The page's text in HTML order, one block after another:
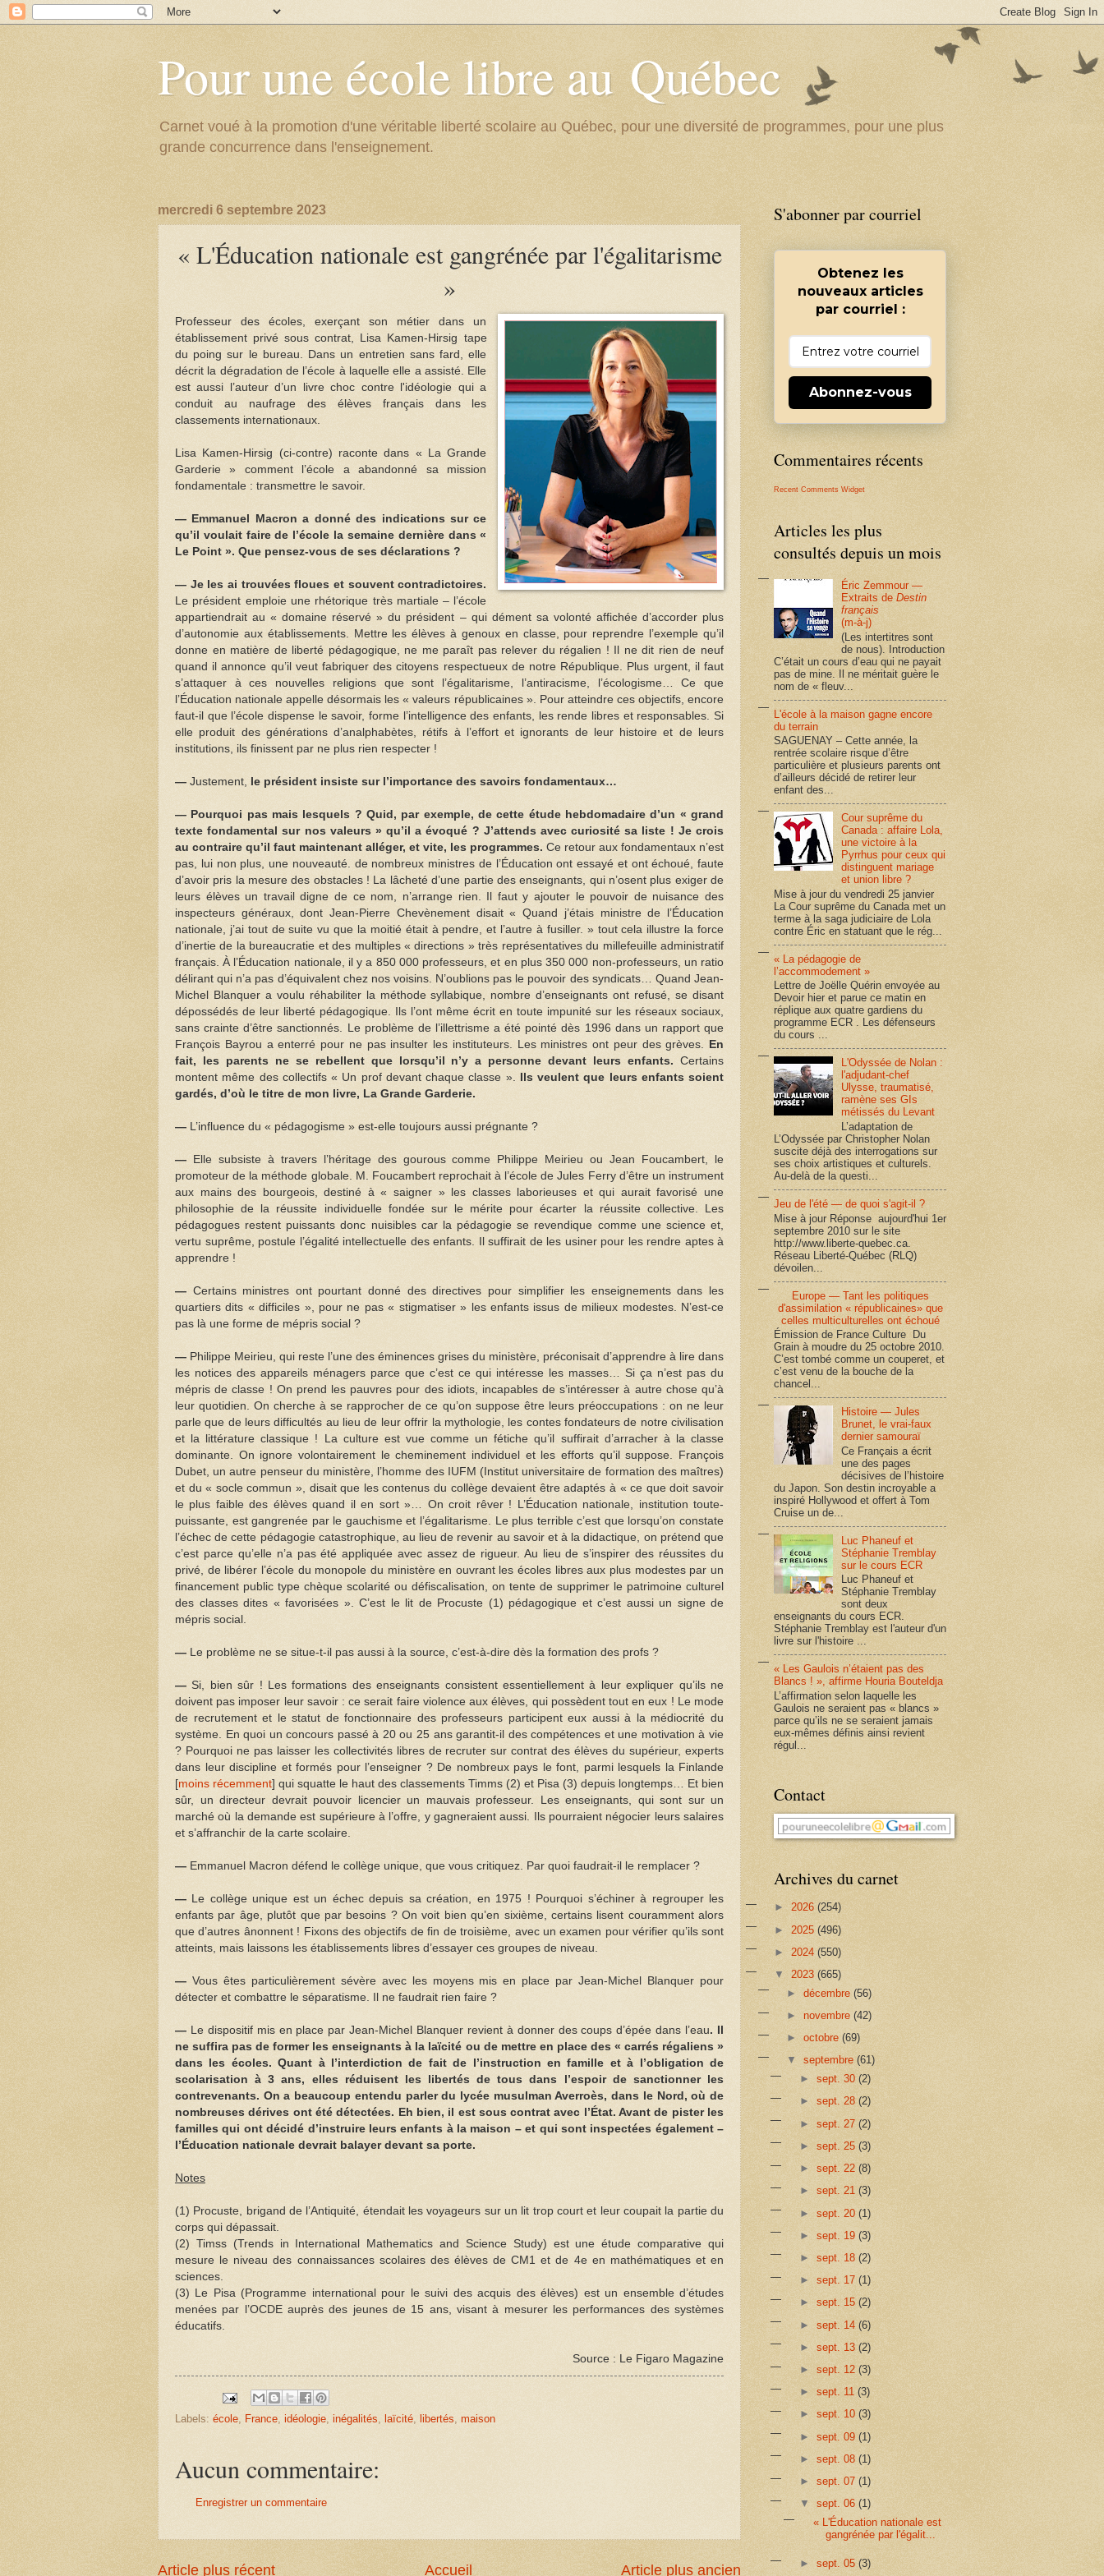
Pour une école libre au Québec
Carnet voué à la promotion d'une véritable liberté scolaire au Québec, pour une diversité de programmes, pour une plus
grande concurrence dans l'enseignement.
mercredi 6 septembre 2023
« L'Éducation nationale est gangrénée par l'égalitarisme
»
Professeur des écoles, exerçant son métier dans un
établissement privé sous contrat,
Lisa Kamen-Hirsig tape
du poing sur le bureau. Dans un entretien sans fard, elle
décrit la dégradation de l’école à laquelle elle a assisté. Elle
est aussi l’auteur d’un livre choc contre l'idéologie qui a
conduit au naufrage des élèves français dans les
classements internationaux.
Lisa Kamen-Hirsig (ci-contre) raconte dans « La Grande
Garderie » comment l’école a abandonné sa mission
fondamentale : transmettre le savoir.
— Emmanuel Macron a donné des indications sur ce
qu’il voulait faire de l’école la semaine dernière dans «
Le Point ». Que pensez-vous de ses déclarations ?
— Je les ai trouvées floues et souvent contradictoires.
Le président emploie une rhétorique très martiale – l’école
appartiendrait au « domaine réservé » du président – qui dément sa volonté affichée d’accorder plus
d’autonomie aux établissements. Mettre les élèves à genoux en classe, pour reprendre l’exemple qu’il
donne en matière de liberté pédagogique, ne me paraît pas relever du régalien ! Il ne dit rien de neuf
quand il annonce qu’il veut fabriquer des citoyens respectueux de notre République. Plus urgent, il faut
s’attaquer à ces nouvelles religions que sont l’égalitarisme, l’antiracisme, l’écologisme… Ce que
l’Éducation nationale appelle désormais les « valeurs républicaines ». Pour atteindre ces objectifs, encore
faut-il que l’école dispense le savoir, forme l’intelligence des enfants, les rende libres et responsables. Si
elle produit des générations d’analphabètes, rétifs à l’effort et ignorants de leur histoire et de leurs
institutions, ils finissent par ne plus rien respecter !
— Justement, le président insiste sur l’importance des savoirs fondamentaux…
— Pourquoi pas mais lesquels ? Quid, par exemple, de cette étude hebdomadaire d’un « grand
texte fondamental sur nos valeurs » qu’il a évoqué ? J’attends avec curiosité sa liste ! Je crois
au contraire qu’il faut maintenant alléger, et vite, les programmes. Ce retour aux fondamentaux n’est
pas, lui non plus, une nouveauté. de nombreux ministres de l’Éducation ont essayé et ont échoué, faute
d’avoir pris la mesure des obstacles ! La lâcheté d’une partie des enseignants, qui n’osent plus exiger de
leurs élèves un travail digne de ce nom, n’arrange rien. Il faut y ajouter le pouvoir de nuisance des
inspecteurs généraux, dont Jean-Pierre Chevènement disait « Quand j’étais ministre de l’Éducation
nationale, j’ai tout de suite vu que la moitié était à pendre, et l’autre à fusiller. » tout cela illustre la force
d’inertie de la bureaucratie et des multiples « directions » très représentatives du millefeuille administratif
français. À l’Éducation nationale, il y a 850 000 professeurs, et en plus 350 000 non-professeurs, un ratio
délirant qui n’a pas d’équivalent chez nos voisins. N’oublions pas le pouvoir des syndicats… Quand Jean-
Michel Blanquer a voulu réhabiliter la méthode syllabique, nombre d’enseignants ont refusé, se disant
dépossédés de leur liberté pédagogique. Ils l’ont même écrit en toute impunité sur les réseaux sociaux,
sans crainte d’être sanctionnés. Le problème de l’illettrisme a été pointé dès 1996 dans un rapport que
François Bayrou a enterré pour ne pas insulter les instituteurs. Les ministres ont peur des grèves.
En
fait, les parents ne se rebellent que lorsqu’il n’y a personne devant leurs enfants. Certains
montent même des collectifs « Un prof devant chaque classe ».
Ils veulent que leurs enfants soient
gardés, d’où le titre de mon livre, La Grande Garderie.
— L’influence du « pédagogisme » est-elle toujours aussi prégnante ?
—
Elle subsiste à travers l’héritage des gourous comme Philippe Meirieu ou Jean Foucambert, le
promoteur de la méthode globale. M. Foucambert reprochait à l’école de Jules Ferry d’être un instrument
aux mains des bourgeois, destiné à « saigner » les classes laborieuses et qui aurait favorisé une
philosophie de la réussite individuelle fondée sur le mérite pour écarter la réussite collective. Les
pédagogues restent puissants donc nuisibles car la pédagogie se revendique comme une science et,
vertu suprême, postule l’égalité intellectuelle des enfants. Il suffirait de les usiner pour les rendre aptes à
apprendre !
— Certains ministres ont pourtant donné des directives pour simplifier les enseignements dans les
quartiers dits « difficiles », pour ne pas « stigmatiser » les enfants issus de milieux modestes. N’est-ce
pas là une forme de mépris social ?
— Philippe Meirieu, qui reste l’une des éminences grises du ministère, préconisait d’apprendre à lire dans
les notices des appareils ménagers parce que c’est ce qui intéresse les masses… Si ça n’est pas du
mépris de classe ! On prend les pauvres pour des idiots, incapables de s’intéresser à autre chose qu’à
leur quotidien. On cherche à se rapprocher de ce qu’on suppose être leurs préoccupations : on ne leur
parle que de leurs difficultés au lieu de leur offrir la mythologie, les contes fondateurs de notre civilisation
et la littérature classique ! La culture est vue comme un fétiche qu’il suffirait d’arracher à la classe
dominante. On ignore volontairement le cheminement individuel et les efforts qu’il suppose. François
Dubet, un autre penseur du ministère, l’homme des IUFM (Institut universitaire de formation des maîtres)
et du « socle commun », disait que les contenus du collège devaient être adaptés à « ce que doit savoir
le plus faible des élèves quand il en sort »… On croit rêver ! L’Éducation nationale, institution toute-
puissante, est gangrenée par le gauchisme et l’égalitarisme. Le plus terrible c’est que lorsqu’on constate
l’échec de cette pédagogie catastrophique, au lieu de revenir au savoir et à la didactique, on prétend que
c’est parce qu’elle n’a pas été appliquée avec assez de rigueur. Au lieu de s’inspirer des réussites du
privé, de libérer l’école du monopole du ministère en ouvrant les écoles libres aux plus modestes par un
financement public type chèque scolarité ou défiscalisation, on tente de supprimer le patrimoine culturel
des classes dites « favorisées ». C’est le lit de Procuste (1) pédagogique et c’est aussi un signe de
mépris social.
— Le problème ne se situe-t-il pas aussi à la source, c’est-à-dire dès la formation des profs ?
—Si, bien sûr ! Les formations des enseignants consistent essentiellement à leur expliquer qu’ils ne
doivent pas imposer leur savoir : ce serait faire violence aux élèves, qui possèdent tout en eux ! Le mode
de recrutement et le statut de fonctionnaire des professeurs participent eux aussi à la médiocrité du
système. En quoi un concours passé à 20 ou 25 ans garantit-il des compétences et une motivation à vie
? Pourquoi ne pas laisser les collectivités libres de recruter sur contrat des élèves du supérieur, experts
dans leur discipline et formés pour l’enseigner ? De nombreux pays le font, parmi lesquels la Finlande
[moins récemment] qui squatte le haut des classements Timms (2) et Pisa (3) depuis longtemps… Et bien
sûr, un directeur devrait pouvoir licencier un mauvais professeur. Les enseignants, qui sont sur un
marché où la demande est supérieure à l’offre, y gagneraient aussi. Ils pourraient négocier leurs salaires
et s’affranchir de la carte scolaire.
— Emmanuel Macron défend le collège unique, que vous critiquez. Par quoi faudrait-il le remplacer ?
—
Le collège unique est un échec depuis sa création, en 1975 ! Pourquoi s’échiner à regrouper les
enfants par âge, plutôt que par besoins ? On voit bien qu’en sixième, certains lisent couramment alors
que d’autres ânonnent ! Fixons des objectifs de fin de troisième, avec un examen pour vérifier qu’ils sont
atteints, mais laissons les établissements libres d’essayer ces groupes de niveau.
— Vous êtes particulièrement sévère avec les moyens mis en place par Jean-Michel Blanquer pour
détecter et combattre le séparatisme. Il ne faudrait rien faire ?
— Le dispositif mis en place par Jean-Michel Blanquer revient à donner des coups d’épée dans l’eau. Il
ne suffira pas de former les enseignants à la laïcité ou de mettre en place des « carrés régaliens »
dans les écoles. Quant à l’interdiction de fait de l’instruction en famille et à l’obligation de
scolarisation à 3 ans, elles réduisent les libertés de tous dans l’espoir de sanctionner les
contrevenants. On a beaucoup entendu parler du lycée musulman Averroès, dans le Nord, où de
nombreuses dérives ont été détectées. Eh bien, il est sous contrat avec l’État. Avant de pister les
familles qui ont décidé d’instruire leurs enfants à la maison – et qui sont inspectées également –
l’Éducation nationale devrait balayer devant sa porte.
Notes
(1) Procuste, brigand de l’Antiquité, étendait les voyageurs sur un lit trop court et leur coupait la partie du
corps qui dépassait.
(2) Timss (Trends in International Mathematics and Science Study) est une étude comparative qui
mesure le niveau des connaissances scolaires des élèves de CM1 et de 4e en mathématiques et en
sciences.
(3) Le Pisa (Programme international pour le suivi des acquis des élèves) est un ensemble d’études
menées par l’OCDE auprès des jeunes de 15 ans, visant à mesurer les performances des systèmes
éducatifs.
Source : Le Figaro Magazine
Labels: école, France, idéologie, inégalités, laïcité, libertés, maison
Aucun commentaire:
Enregistrer un commentaire
Article plus récent Article plus ancien
Accueil
S'abonner par courriel
Obtenez les
nouveaux articles
par courriel :
Abonnez-vous
Commentaires récents
Recent Comments Widget
Articles les plus
consultés depuis un mois
Éric Zemmour —
Extraits deDestin
français
(m-à-j)
(Les intertitres sont
de nous). Introduction
C’était un cours d’eau qui ne payait
pas de mine. Il ne méritait guère le
nom de « fleuv...
L'école à la maison gagne encore
du terrain
SAGUENAY – Cette année, la
rentrée scolaire risque d’être
particulière et plusieurs parents ont
d’ailleurs décidé de retirer leur
enfant des...
Cour suprême du
Canada : affaire Lola,
une victoire à la
Pyrrhus pour ceux qui
distinguent mariage
et union libre ?
Mise à jour du vendredi 25 janvier
La Cour suprême du Canada met un
terme à la saga judiciaire de Lola
contre Éric en statuant que le rég...
« La pédagogie de
l’accommodement »
Lettre de Joëlle Quérin envoyée au
Devoir hier et parue ce matin en
réplique aux quatre gardiens du
programme ECR . Les défenseurs
du cours ...
L'Odyssée de Nolan :
l'adjudant-chef
Ulysse, traumatisé,
ramène ses GIs
métissés du Levant
L’adaptation de
L’Odyssée par Christopher Nolan
suscite déjà des interrogations sur
ses choix artistiques et culturels.
Au-delà de la questi...
Jeu de l'été — de quoi s'agit-il ?
Mise à jour Réponse aujourd'hui 1er
septembre 2010 sur le site
http://www.liberte-quebec.ca.
Réseau Liberté-Québec (RLQ)
dévoilen...
Europe — Tant les politiques
d'assimilation « républicaines» que
celles multiculturelles ont échoué
Émission de France Culture Du
Grain à moudre du 25 octobre 2010.
C’est tombé comme un couperet, et
c’est venu de la bouche de la
chancel...
Histoire — Jules
Brunet, le vrai-faux
dernier samouraï
Ce Français a écrit
une des pages
décisives de l’histoire
du Japon. Son destin incroyable a
inspiré Hollywood et offert à Tom
Cruise un de...
Luc Phaneuf et
Stéphanie Tremblay
sur le cours ECR
Luc Phaneuf et
Stéphanie Tremblay
sont deux
enseignants du cours ECR.
Stéphanie Tremblay est l'auteur d'un
livre sur l'histoire ...
« Les Gaulois n’étaient pas des
Blancs ! », affirme Houria Bouteldja
L’affirmation selon laquelle les
Gaulois ne seraient pas « blancs »
parce qu’ils ne se seraient jamais
eux-mêmes définis ainsi revient
régul...
Contact
Archives du carnet
► 2026 (254)
► 2025 (496)
► 2024 (550)
▼ 2023 (665)
►décembre(56)
►novembre(42)
►octobre(69)
▼septembre(61)
► sept. 30 (2)
► sept. 28 (2)
► sept. 27 (2)
► sept. 25 (3)
► sept. 22 (8)
► sept. 21 (3)
► sept. 20 (1)
► sept. 19 (3)
► sept. 18 (2)
► sept. 17 (1)
► sept. 15 (2)
► sept. 14 (6)
► sept. 13 (2)
► sept. 12 (3)
► sept. 11 (3)
► sept. 10 (3)
► sept. 09 (1)
► sept. 08 (1)
► sept. 07 (1)
▼ sept. 06 (1)
« L'Éducation nationale est
gangrénée par l'égalit...
► sept. 05 (3)